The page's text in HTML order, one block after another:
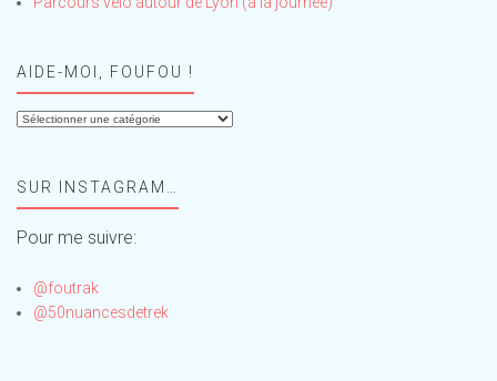
AIDE-MOI, FOUFOU !
Aide-
!SUR INSTAGRAM…
Pour me suivre:
@foutrak
@50nuancesdetrek